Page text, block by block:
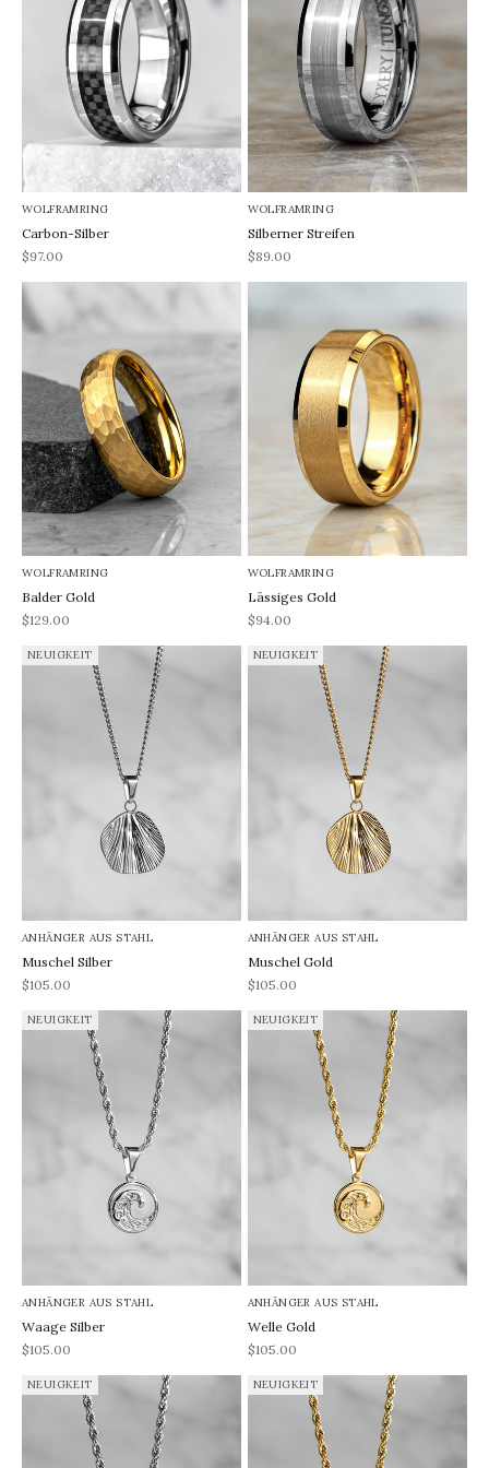
WOLFRAMRING
Carbon-Silber
REA-pris
$97.00
WOLFRAMRING
Silberner Streifen
REA-pris
$89.00
WOLFRAMRING
Balder Gold
REA-pris
$129.00
WOLFRAMRING
Lässiges Gold
REA-pris
$94.00
NEUIGKEIT
ANHÄNGER AUS STAHL
Muschel Silber
REA-pris
$105.00
NEUIGKEIT
ANHÄNGER AUS STAHL
Muschel Gold
REA-pris
$105.00
NEUIGKEIT
ANHÄNGER AUS STAHL
Waage Silber
REA-pris
$105.00
NEUIGKEIT
ANHÄNGER AUS STAHL
Welle Gold
REA-pris
$105.00
NEUIGKEIT NEUIGKEIT